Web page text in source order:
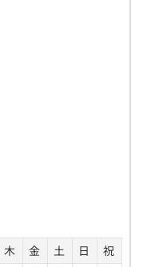
木 金 土 日
祝